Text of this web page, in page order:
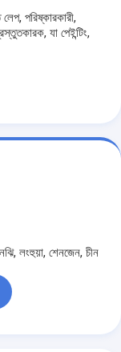
লেপ, পরিষ্কারকারী,
যা পেইন্টিং,
লংহুয়া, শেনজেন, চীন